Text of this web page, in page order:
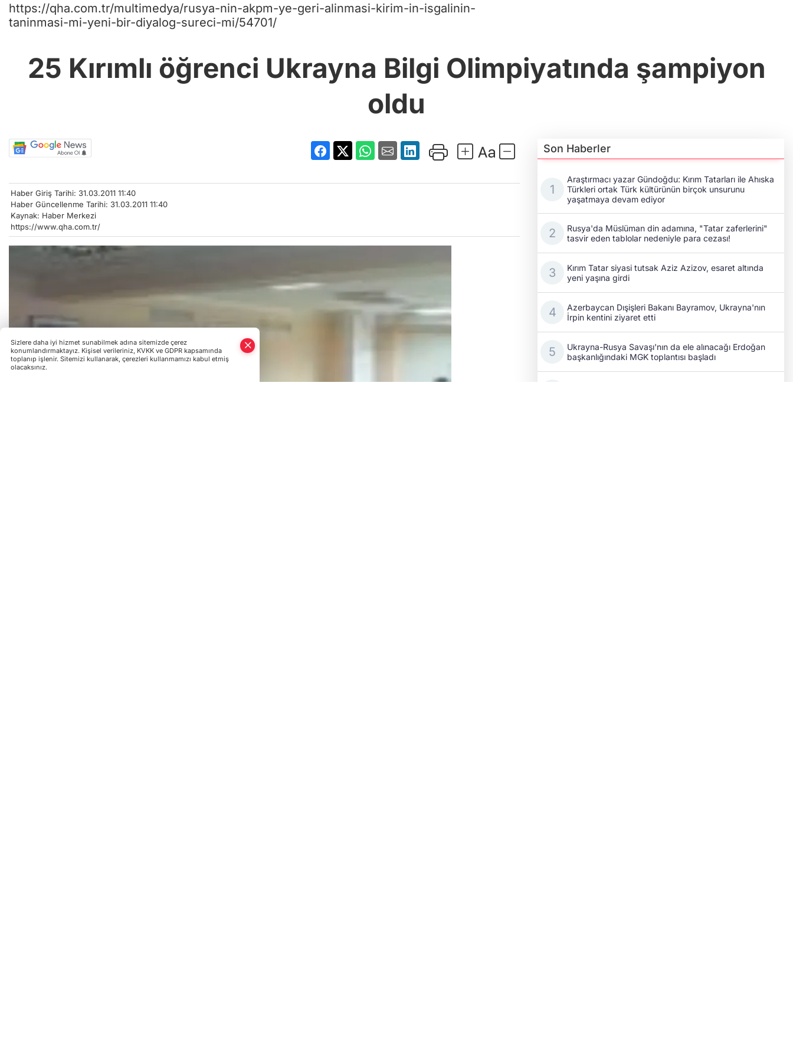
https://qha.com.tr/multimedya/rusya-nin-akpm-ye-geri-alinmasi-kirim-in-isgalinin-
taninmasi-mi-yeni-bir-diyalog-sureci-mi/54701/
25 Kırımlı öğrenci Ukrayna Bilgi Olimpiyatında şampiyon
oldu
Haber Giriş Tarihi: 31.03.2011 11:40
Haber Güncellenme Tarihi: 31.03.2011 11:40
Kaynak: Haber Merkezi
https://www.qha.com.tr/
Son Haberler
Araştırmacı yazar Gündoğdu: Kırım Tatarları ile Ahıska
Türkleri ortak Türk kültürünün birçok unsurunu
yaşatmaya devam ediyor
Rusya'da Müslüman din adamına, "Tatar zaferlerini"
tasvir eden tablolar nedeniyle para cezası!
Kırım Tatar siyasi tutsak Aziz Azizov, esaret altında
yeni yaşına girdi
Azerbaycan Dışişleri Bakanı Bayramov, Ukrayna'nın
İrpin kentini ziyaret etti
Ukrayna-Rusya Savaşı'nın da ele alınacağı Erdoğan
başkanlığındaki MGK toplantısı başladı
Sizlere daha iyi hizmet sunabilmek adına sitemizde çerez
konumlandırmaktayız. Kişisel verileriniz, KVKK ve GDPR kapsamında
toplanıp işlenir. Sitemizi kullanarak, çerezleri kullanmamızı kabul etmiş
olacaksınız.